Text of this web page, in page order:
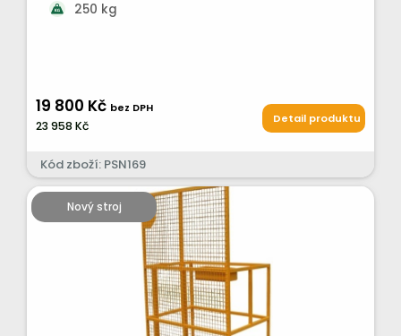
250 kg
19 800 Kč bez DPH
23 958 Kč Detail produktu
Kód zboží: PSN169
Nový stroj